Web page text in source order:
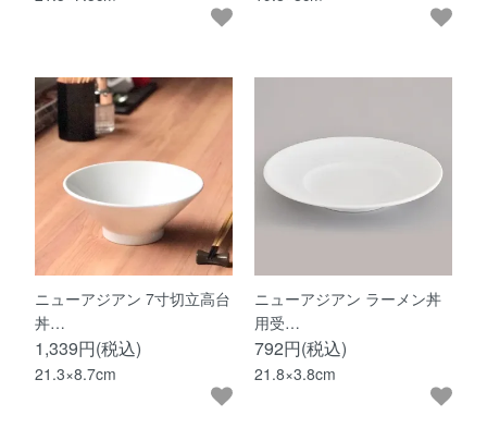
ニューアジアン 7寸切立高台
丼…
1,339円(税込)
21.3×8.7cm
ニューアジアン ラーメン丼
用受…
792円(税込)
21.8×3.8cm